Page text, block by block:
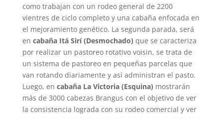
como trabajan con un rodeo general de 2200
vientres de ciclo completo y una cabaña enfocada en
el mejoramiento genético. La segunda parada, será
en cabaña Itá Sirí (Desmochado) que se caracteriza
por realizar un pastoreo rotativo voisin, se trata de
un sistema de pastoreo en pequeñas parcelas que
van rotando diariamente y así administran el pasto.
Luego, en cabaña La Victoria (Esquina) mostrarán
más de 3000 cabezas Brangus con el objetivo de ver
la consistencia lograda con su rodeo comercial y ver